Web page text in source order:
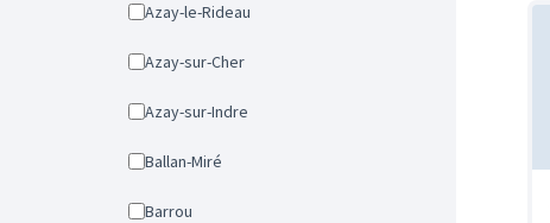
Azay-le-Rideau
Azay-sur-Cher
Azay-sur-Indre
Ballan-Miré
Barrou